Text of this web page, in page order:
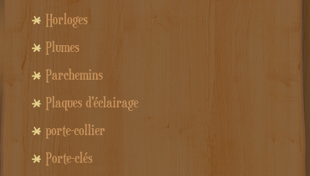
Horloges
Plumes
Parchemins
Plaques d'éclairage
porte-collier
Porte-clés